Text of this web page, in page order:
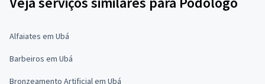
Alfaiates em Ubá
Barbeiros em Ubá
Bronzeamento Artificial em Ubá